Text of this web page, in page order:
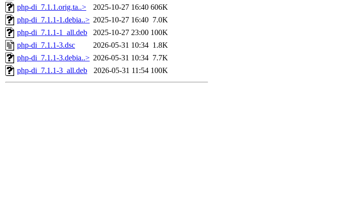
php-di_7.1.1.orig.ta..>
2025-10-27 16:40 606K
php-di_7.1.1-1.debia..> 2025-10-27 16:40 7.0K
php-di_7.1.1-1_all.deb
2025-10-27 23:00 100K
php-di_7.1.1-3.dsc
2026-05-31 10:34 1.8K
php-di_7.1.1-3.debia..> 2026-05-31 10:34 7.7K
php-di_7.1.1-3_all.deb
2026-05-31 11:54 100K